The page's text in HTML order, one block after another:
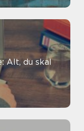
Alt, du skal